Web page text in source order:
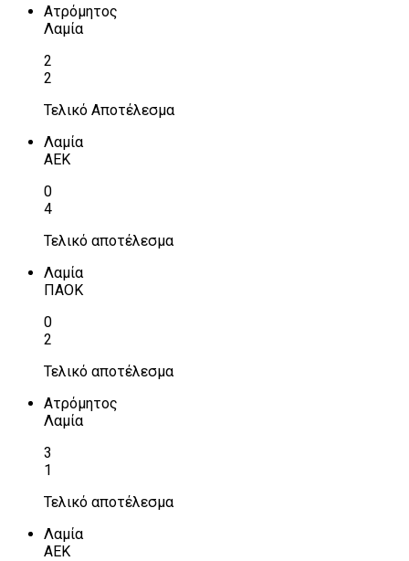
Ατρόμητος
Λαμία
2
2
Τελικό Αποτέλεσμα
Λαμία
ΑΕΚ
0
4
Τελικό αποτέλεσμα
Λαμία
ΠΑΟΚ
0
2
Τελικό αποτέλεσμα
Ατρόμητος
Λαμία
3
1
Τελικό αποτέλεσμα
Λαμία
ΑΕΚ